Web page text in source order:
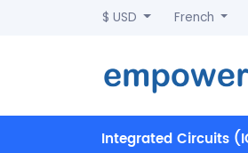
$ USD French
Integrated Circuits